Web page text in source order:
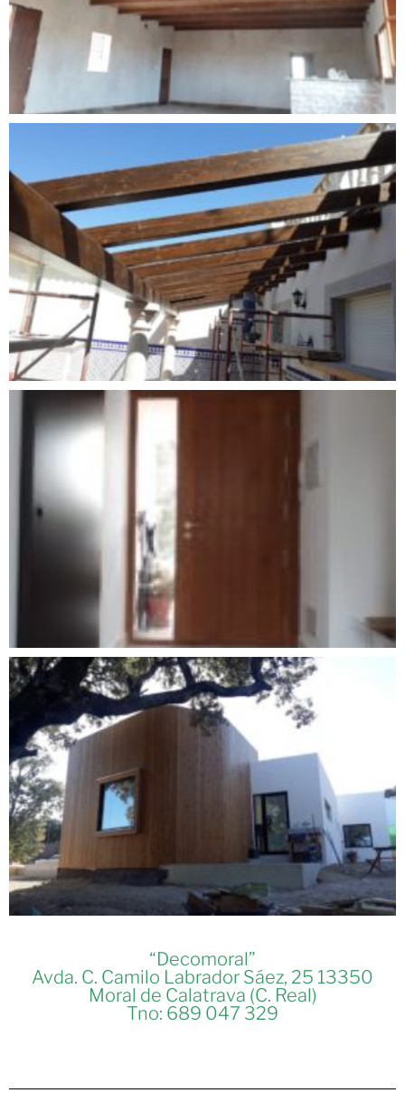
“Decomoral”
Avda. C. Camilo Labrador Sáez, 25 13350
Moral de Calatrava (C. Real)
Tno: 689 047 329